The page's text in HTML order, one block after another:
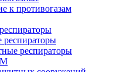
к противогазам
респираторы